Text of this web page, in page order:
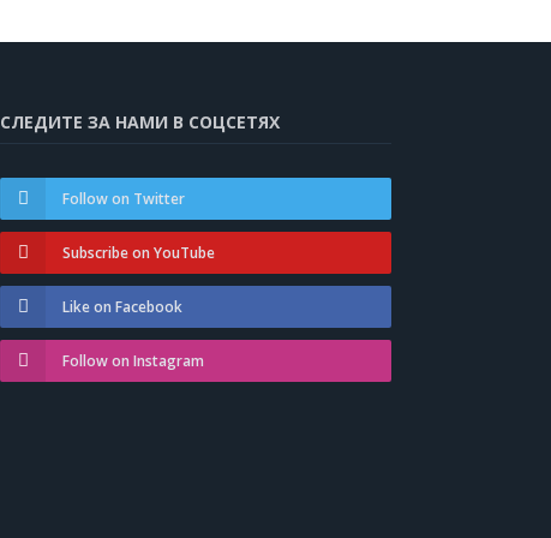
СЛЕДИТЕ ЗА НАМИ В СОЦСЕТЯХ
Follow on Twitter
Subscribe on YouTube
Like on Facebook
Follow on Instagram